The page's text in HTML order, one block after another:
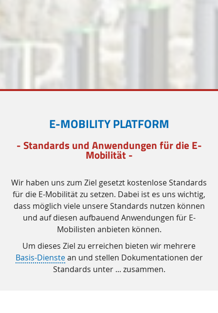
E-MOBILITY PLATFORM
- Standards und Anwendungen für die E-
Mobilität -
Wir haben uns zum Ziel gesetzt kostenlose Standards
für die E-Mobilität zu setzen. Dabei ist es uns wichtig,
dass möglich viele unsere Standards nutzen können
und auf diesen aufbauend Anwendungen für E-
Mobilisten anbieten können.
Um dieses Ziel zu erreichen bieten wir mehrere
Basis-Dienstean und stellen Dokumentationen der
Standards unter ... zusammen.